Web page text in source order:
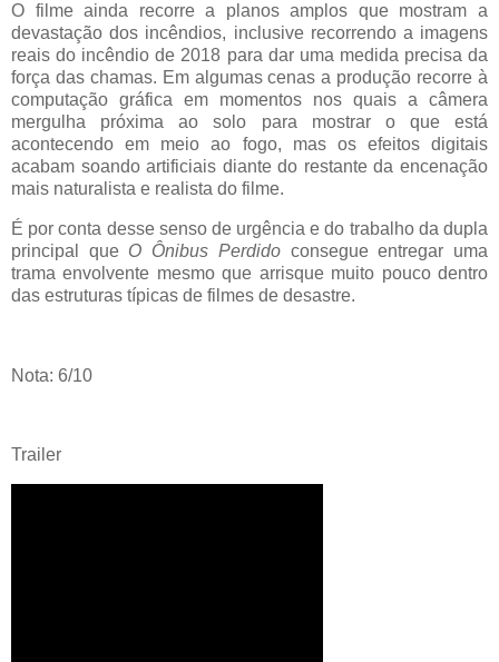
O filme ainda recorre a planos amplos que mostram a
devastação dos incêndios, inclusive recorrendo a imagens
reais do incêndio de 2018 para dar uma medida precisa da
força das chamas. Em algumas cenas a produção recorre à
computação gráfica em momentos nos quais a câmera
mergulha próxima ao solo para mostrar o que está
acontecendo em meio ao fogo, mas os efeitos digitais
acabam soando artificiais diante do restante da encenação
mais naturalista e realista do filme.
É por conta desse senso de urgência e do trabalho da dupla
principal que O Ônibus Perdido consegue entregar uma
trama envolvente mesmo que arrisque muito pouco dentro
das estruturas típicas de filmes de desastre.
Nota: 6/10
Trailer